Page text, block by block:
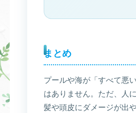
まとめ
プールや海が「すべて悪
はありません。ただ、人
髪や頭皮にダメージが出